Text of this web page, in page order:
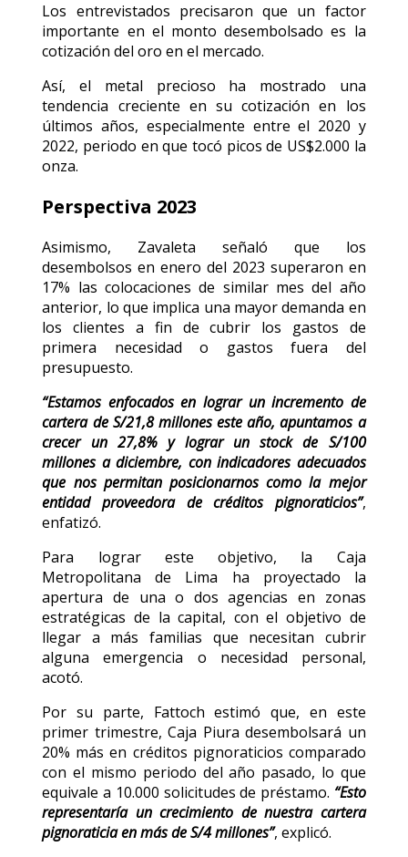
Los entrevistados precisaron que un factor
importante en el monto desembolsado es la
cotización del oro en el mercado.
Así, el metal precioso ha mostrado una
tendencia creciente en su cotización en los
últimos años, especialmente entre el 2020 y
2022, periodo en que tocó picos de US$2.000 la
onza.
Perspectiva 2023
Asimismo, Zavaleta señaló que los
desembolsos en enero del 2023 superaron en
17% las colocaciones de similar mes del año
anterior, lo que implica una mayor demanda en
los clientes a fin de cubrir los gastos de
primera necesidad o gastos fuera del
presupuesto.
“Estamos enfocados en lograr un incremento de
cartera de S/21,8 millones este año, apuntamos a
crecer un 27,8% y lograr un stock de S/100
millones a diciembre, con indicadores adecuados
que nos permitan posicionarnos como la mejor
entidad proveedora de créditos pignoraticios”,
enfatizó.
Para lograr este objetivo, la Caja
Metropolitana de Lima ha proyectado la
apertura de una o dos agencias en zonas
estratégicas de la capital, con el objetivo de
llegar a más familias que necesitan cubrir
alguna emergencia o necesidad personal,
acotó.
Por su parte, Fattoch estimó que, en este
primer trimestre, Caja Piura desembolsará un
20% más en créditos pignoraticios comparado
con el mismo periodo del año pasado, lo que
equivale a 10.000 solicitudes de préstamo. “Esto
representaría un crecimiento de nuestra cartera
pignoraticia en más de S/4 millones”, explicó.